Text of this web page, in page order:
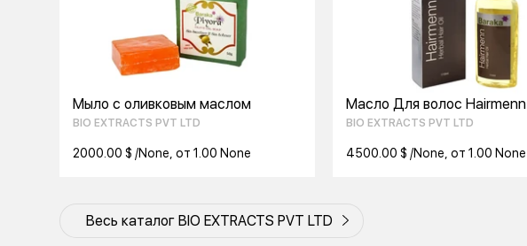
Мыло с оливковым маслом
BIO EXTRACTS PVT LTD
2000.00 $ /None, от 1.00 None
Масло Для волос Hairmenn
BIO EXTRACTS PVT LTD
4500.00 $ /None, от 1.00 None
Весь каталог BIO EXTRACTS PVT LTD